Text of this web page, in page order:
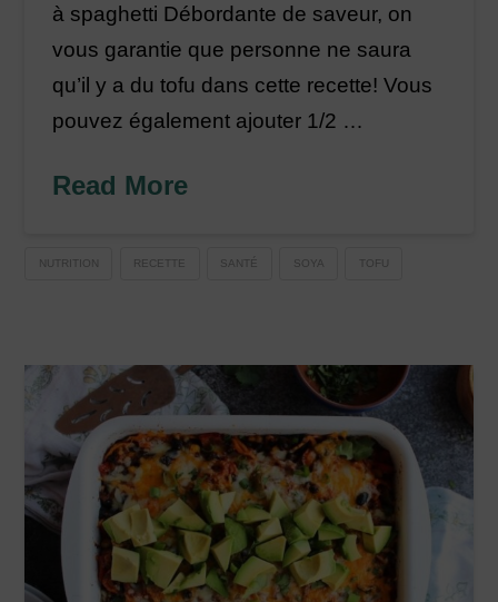
à spaghetti Débordante de saveur, on
vous garantie que personne ne saura
qu’il y a du tofu dans cette recette! Vous
pouvez également ajouter 1/2 …
Read More
NUTRITION RECETTE SANTÉ SOYA TOFU